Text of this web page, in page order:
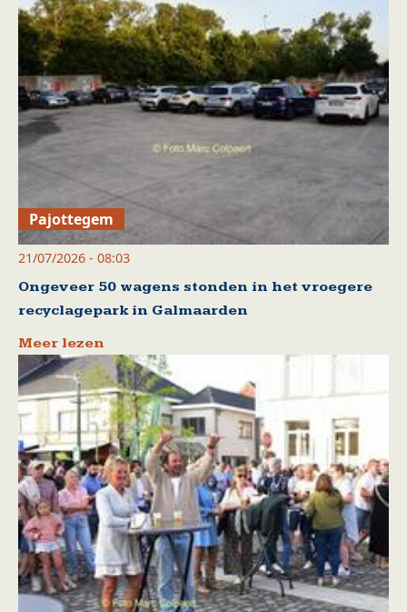
Pajottegem
21/07/2026 - 08:03
Ongeveer 50 wagens stonden in het vroegere
recyclagepark in Galmaarden
Meer lezen